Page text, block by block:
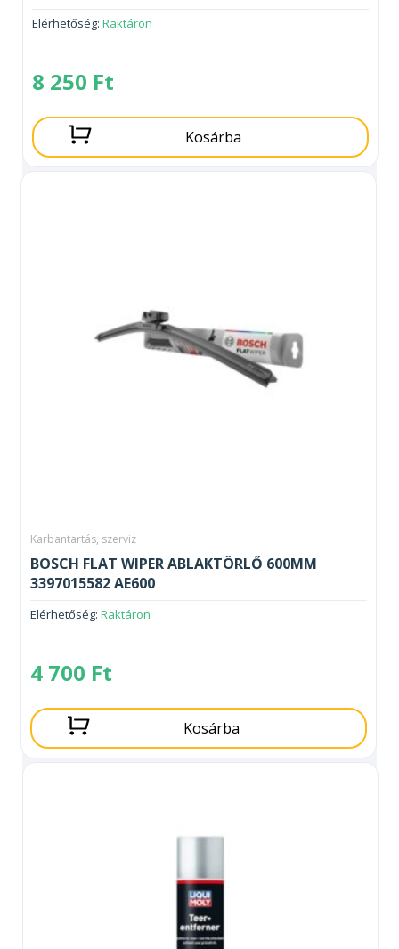
Elérhetőség: Raktáron
8 250 Ft
Kosárba
Karbantartás, szerviz
BOSCH FLAT WIPER ABLAKTÖRLŐ 600MM
3397015582 AE600
Elérhetőség: Raktáron
4 700 Ft
Kosárba